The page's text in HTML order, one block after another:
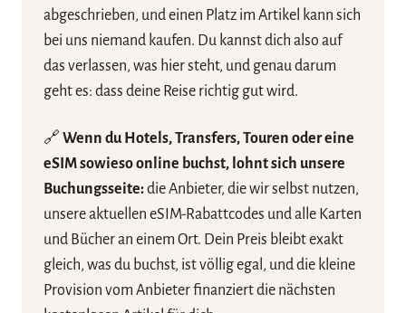
abgeschrieben, und einen Platz im Artikel kann sich
bei uns niemand kaufen. Du kannst dich also auf
das verlassen, was hier steht, und genau darum
geht es: dass deine Reise richtig gut wird.
🔗 Wenn du Hotels, Transfers, Touren oder eine
eSIM sowieso online buchst, lohnt sich unsere
Buchungsseite:die Anbieter, die wir selbst nutzen,
unsere aktuellen eSIM-Rabattcodes und alle Karten
und Bücher an einem Ort. Dein Preis bleibt exakt
gleich, was du buchst, ist völlig egal, und die kleine
Provision vom Anbieter finanziert die nächsten